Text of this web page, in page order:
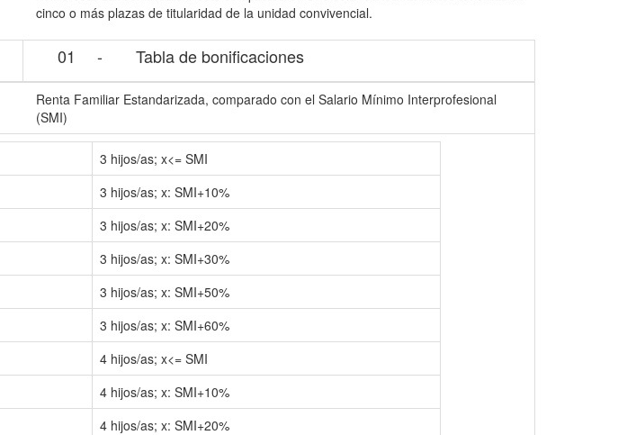
cinco o más plazas de titularidad de la unidad convivencial.
01 - Tabla de bonificaciones
Renta Familiar Estandarizada, comparado con el Salario Mínimo Interprofesional
(SMI)
3 hijos/as; x<= SMI
3 hijos/as; x: SMI+10%
3 hijos/as; x: SMI+20%
3 hijos/as; x: SMI+30%
3 hijos/as; x: SMI+50%
3 hijos/as; x: SMI+60%
4 hijos/as; x<= SMI
4 hijos/as; x: SMI+10%
4 hijos/as; x: SMI+20%